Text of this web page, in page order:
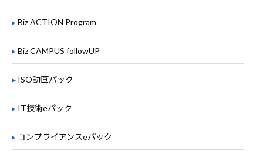
Biz ACTION Program
Biz CAMPUS followUP
ISO動画パック
IT技術eパック
コンプライアンスeパック